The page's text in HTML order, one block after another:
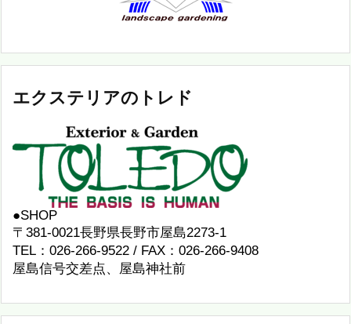
エクステリアのトレド
●SHOP
〒381-0021長野県長野市屋島2273-1
TEL：026-266-9522 / FAX：026-266-9408
屋島信号交差点、屋島神社前